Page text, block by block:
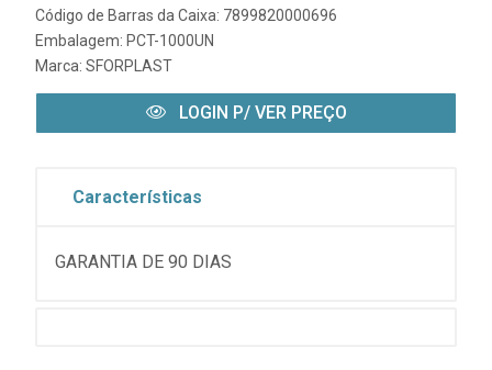
Código de Barras da Caixa: 7899820000696
Embalagem: PCT-1000UN
Marca: SFORPLAST
LOGIN P/ VER PREÇO
Características
GARANTIA DE 90 DIAS